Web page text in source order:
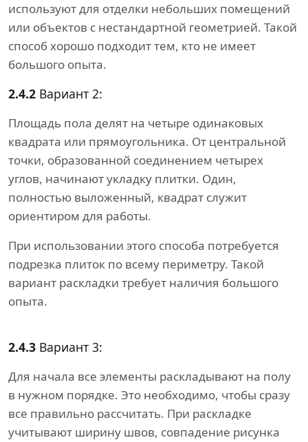
используют для отделки небольших помещений
или объектов с нестандартной геометрией. Такой
способ хорошо подходит тем, кто не имеет
большого опыта.
2.4.2 Вариант 2:
Площадь пола делят на четыре одинаковых
квадрата или прямоугольника. От центральной
точки, образованной соединением четырех
углов, начинают укладку плитки. Один,
полностью выложенный, квадрат служит
ориентиром для работы.
При использовании этого способа потребуется
подрезка плиток по всему периметру. Такой
вариант раскладки требует наличия большого
опыта.
2.4.3 Вариант 3:
Для начала все элементы раскладывают на полу
в нужном порядке. Это необходимо, чтобы сразу
все правильно рассчитать. При раскладке
учитывают ширину швов, совпадение рисунка